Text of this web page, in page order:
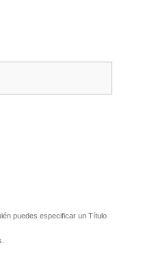
puedes especificar un Título